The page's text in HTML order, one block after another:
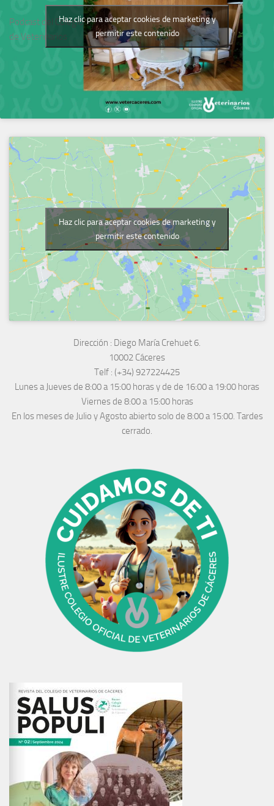
Podcast del Colegio
de Veterinarios
Haz clic para aceptar cookies de marketing y
permitir este contenido
Haz clic para aceptar cookies de marketing y
permitir este contenido
Dirección : Diego María Crehuet 6.
10002 Cáceres
Telf : (+34) 927224425
Lunes a Jueves de 8:00 a 15:00 horas y de de 16:00 a 19:00 horas
Viernes de 8:00 a 15:00 horas
En los meses de Julio y Agosto abierto solo de 8:00 a 15:00. Tardes
cerrado.